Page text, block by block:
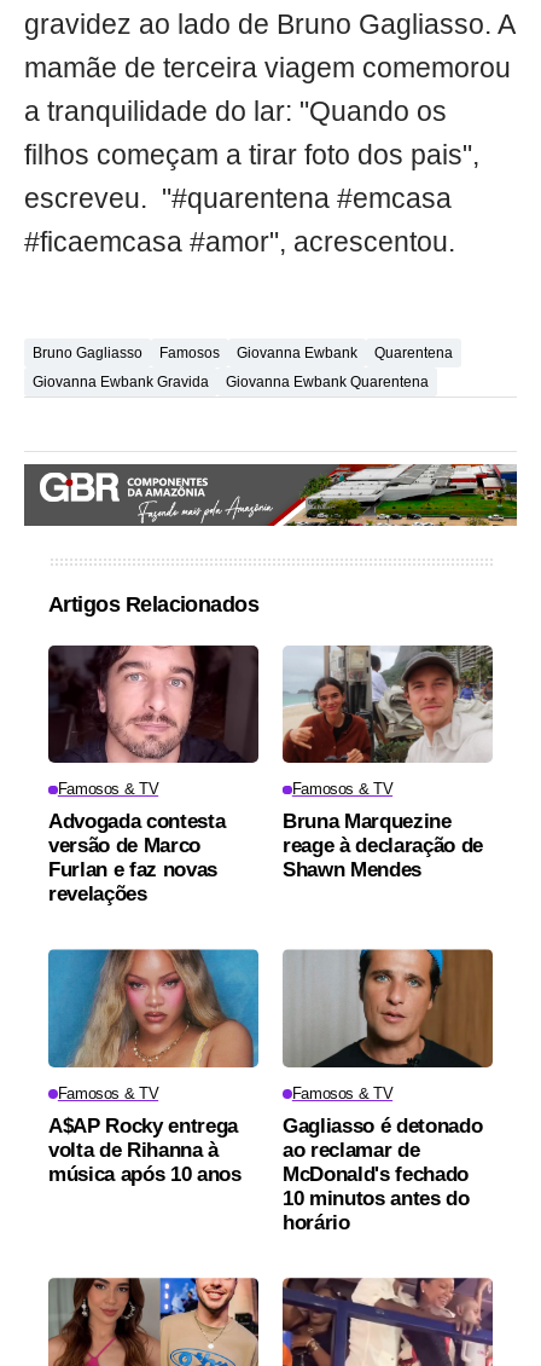
gravidez ao lado de Bruno Gagliasso. A
mamãe de terceira viagem comemorou
a tranquilidade do lar: "Quando os
filhos começam a tirar foto dos pais",
escreveu. "#quarentena #emcasa
#ficaemcasa #amor", acrescentou.
Bruno Gagliasso Famosos Giovanna Ewbank
Quarentena
Giovanna Ewbank Gravida
Giovanna Ewbank Quarentena
Artigos Relacionados
Famosos & TV
Advogada contesta
versão de Marco
Furlan e faz novas
revelações
Famosos & TV
Bruna Marquezine
reage à declaração de
Shawn Mendes
Famosos & TV
A$AP Rocky entrega
volta de Rihanna à
música após 10 anos
Famosos & TV
Gagliasso é detonado
ao reclamar de
McDonald's fechado
10 minutos antes do
horário